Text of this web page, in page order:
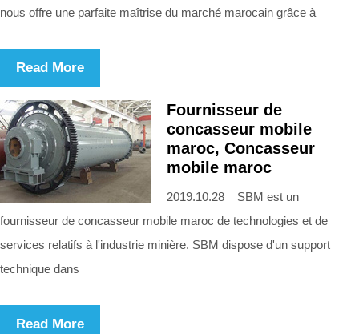
nous offre une parfaite maîtrise du marché marocain grâce à
Read More
Fournisseur de
concasseur mobile
maroc, Concasseur
mobile maroc
2019.10.28 SBM est un
fournisseur de concasseur mobile maroc de technologies et de
services relatifs à l'industrie minière. SBM dispose d'un support
technique dans
Read More